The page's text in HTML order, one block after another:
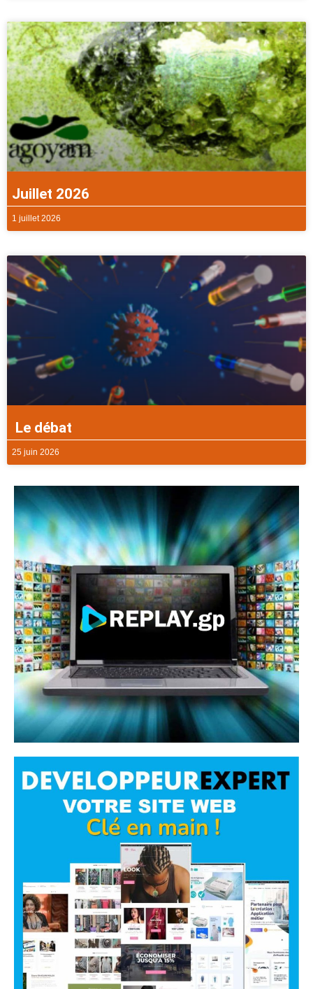
Juillet 2026
1 juillet 2026
Le débat
25 juin 2026